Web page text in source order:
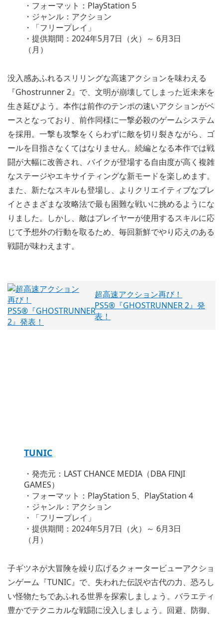
・フォーマット：PlayStation 5
・ジャンル：アクション
・「フリープレイ」
・提供期間：2024年5月7日（火）～ 6月3日
（月）
没入感あふれるスリリングな高速アクションを味わえる
『Ghostrunner 2』で、文明が崩壊してしまった近未来を
生き延びよう。本作は前作のテンポの速いアクションがベ
ースとなっており、前作同様に一撃必殺のゲームシステム
を採用。一撃も攻撃をくらわずに敵を切り裂きながら、ゴ
ールを目指さなくてはなりません。続編となる本作では戦
闘が大幅に改善され、バイクが登場する自由度が高く複雑
なステージやエキサイティングな新モードを楽しめます。
また、新たなスキルも登場し、よりクリエイティブなプレ
イとさまざまな攻略法で最も困難な戦いに挑めるようにな
りました。しかし、敵はプレイヤーが使用するスキルに応
じて予想外の行動を取るため、毎回新鮮でやり応えのある
戦闘が味わえます。
超高速アクション再び！
PS5®『GHOSTRUNNER 2』発
表！
TUNIC
・発売元：LAST CHANCE MEDIA（DBA FINJI
GAMES）
・フォーマット：PlayStation 5、PlayStation 4
・ジャンル：アクション
・「フリープレイ」
・提供期間：2024年5月7日（火）～ 6月3日
（月）
子ギツネが大冒険を繰り広げるクォータービューアクショ
ンゲーム『TUNIC』で、失われた伝説や古代の力、恐ろし
い怪物たちであふれる世界を探索しましょう。バラエティ
豊かでテクニカルな戦闘に没入しましょう。回避、防御、